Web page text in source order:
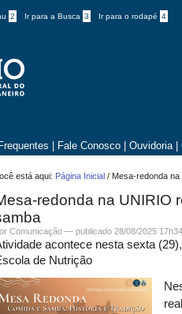
2 Ir para a Busca 3 Ir para o rodapé 4
Fale Conosco Ouvidoria
está aqui: Página Inicial / Mesa-redonda
redonda na UNIRIO
Comunicação —publicado 28/08/2025
acontece nesta sexta
de Nutrição